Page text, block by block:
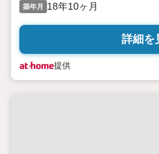
築年月 18年10ヶ月
詳細を
提供